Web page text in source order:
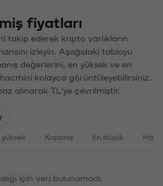
fiyatları
takip ederek kripto varlıkların
izleyin. Aşağıdaki tabloyu
değerlerini, en yüksek ve en
kolayca görüntüleyebilirsiniz.
alınarak TL'ye çevrilmiştir.
yüksek Kapanış En düşük
için veri bulunamadı.